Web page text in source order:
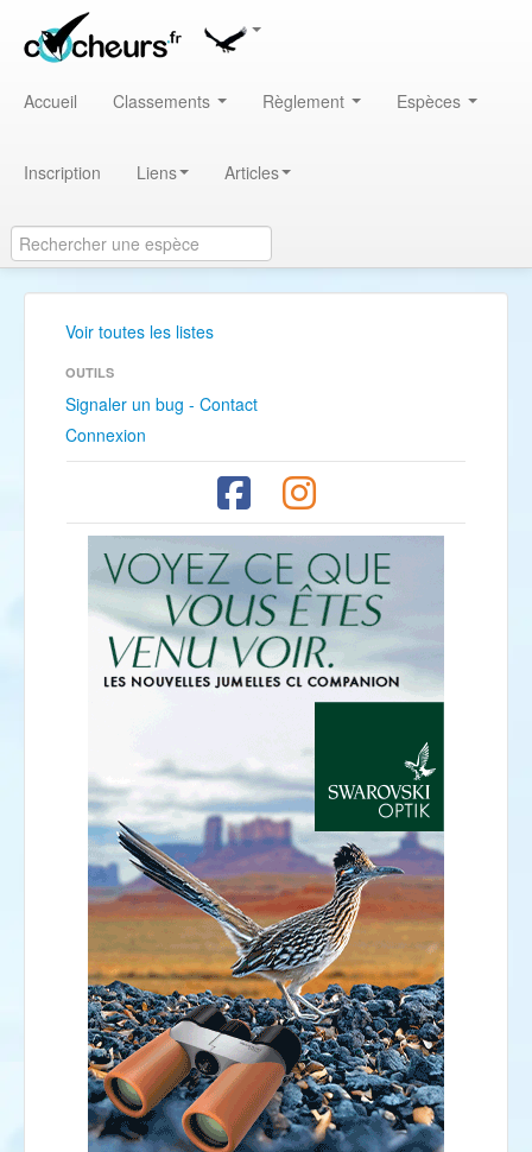
Accueil Classements Règlement Espèces
Inscription Liens Articles
Voir toutes les listes
OUTILS
Signaler un bug - Contact
Connexion